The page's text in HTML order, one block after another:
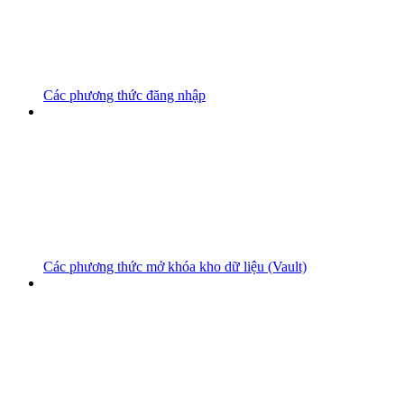
Các phương thức đăng nhập
Các phương thức mở khóa kho dữ liệu (Vault)